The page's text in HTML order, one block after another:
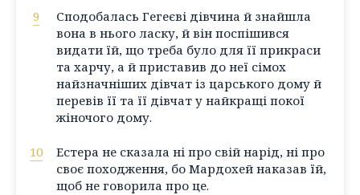
9
Сподобалась Гегеєві дівчина й знайшла
вона в нього ласку, й він поспішився
видати їй, що треба було для її прикраси
та харчу, а й приставив до неї сімох
найзначніших дівчат із царського дому й
перевів її та її дівчат у найкращі покої
жіночого дому.
10
Естера не сказала ні про свій нарід, ні про
своє походження, бо Мардохей наказав їй,
щоб не говорила про це.